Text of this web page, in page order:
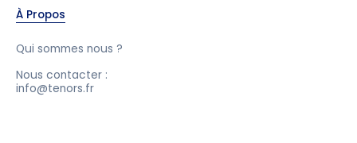
À Propos
Qui sommes nous ?
Nous contacter :
info@tenors.fr